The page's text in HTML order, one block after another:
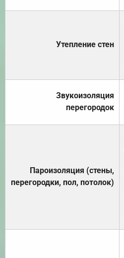
Утепление стен
Звукоизоляция
перегородок
Пароизоляция (стены,
перегородки, пол, потолок)